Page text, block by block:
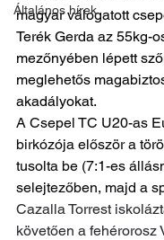
Általános hírek
magyar válogatott
Terék Gerda az 55kg-
mezőnyében lépett
meglehetős
akadályokat.
A Csepel TC U20-as
birkózója először a
tusolta be (7:1-es
selejtezőben, majd a
Cazalla Torrest
követően a fehérorosz